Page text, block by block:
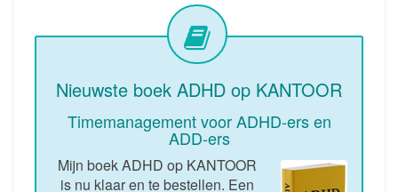
Nieuwste boek ADHD op KANTOOR
Timemanagement voor ADHD-ers en
ADD-ers
Mijn boek ADHD op KANTOOR
is nu klaar en te bestellen. Een